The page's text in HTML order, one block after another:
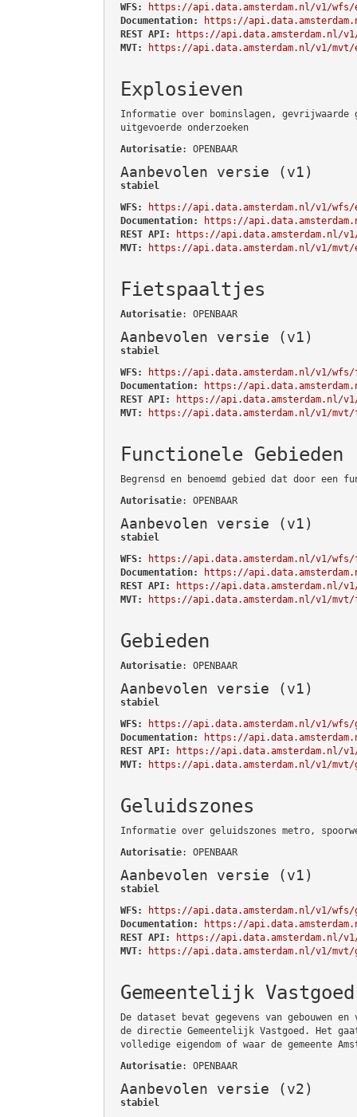
WFS:
https://api.data.amsterdam.nl/v1/wfs/
Documentation:
https://
REST API:
https://api.data.amsterdam.nl/v1/
MVT:
https://api.data.amsterdam.nl/v1/mvt/
Explosieven
Informatie over bominslagen, gevrijwaarde
uitgevoerde onderzoeken
Autorisatie: OPENBAAR
Aanbevolen versie (v1)
stabiel
WFS:
https://api.data.amsterdam.nl/v1/wfs/
Documentation:
https://
REST API:
https://api.data.amsterdam.nl/
MVT:
https://api.data.amsterdam.nl/v1/mvt/
Fietspaaltjes
Autorisatie: OPENBAAR
Aanbevolen versie (v1)
stabiel
WFS:
https://api.data.amsterdam.nl/v1/
Documentation:
https://
REST API:
https://api.data.amsterdam.nl/
MVT:
https://api.data.amsterdam.nl/v1/
Functionele Gebieden
Begrensd en benoemd gebied dat door een
Autorisatie: OPENBAAR
Aanbevolen versie (v1)
stabiel
WFS:
https://api.data.amsterdam.nl/v1/wfs/
Documentation:
https://
REST API:
https://api.data.amsterdam.nl/
MVT:
https://api.data.amsterdam.nl/v1/mvt/
Gebieden
Autorisatie: OPENBAAR
Aanbevolen versie (v1)
stabiel
WFS:
https://api.data.amsterdam.nl/v1/wfs/
Documentation:
https://
REST API:
https://api.data.amsterdam.nl/
MVT:
https://api.data.amsterdam.nl/v1/mvt/
Geluidszones
Informatie over geluidszones metro,
Autorisatie: OPENBAAR
Aanbevolen versie (v1)
stabiel
WFS:
https://api.data.amsterdam.nl/v1/wfs/
Documentation:
https://
REST API:
https://api.data.amsterdam.nl/
MVT:
https://api.data.amsterdam.nl/v1/mvt/
Gemeentelijk Vastgoed
De dataset bevat gegevens van gebouwen
de directie Gemeentelijk Vastgoed. Het
volledige eigendom of waar de gemeente
Autorisatie: OPENBAAR
Aanbevolen versie (v2)
stabiel